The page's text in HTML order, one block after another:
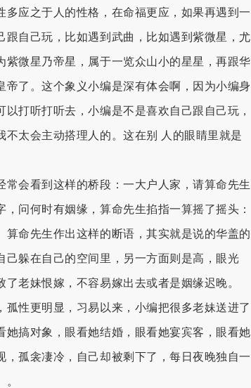
多应之于人的性格，在命福更应，如果再遇到一
跟自己玩，比如遇到武曲，比如遇到紫微星，尤
紫微星乃帝星，属于一览众山小的星星，再跟华
帝了。这个象义小编是深有体会啊，因为小编身
打听打听去，小编是不是喜欢自己跟自己玩，
不太会主动搭理人的。这在别 人的眼睛里就是
常会看到这样的桥段：一大户人家，请算命先生
，问何时有姻缘，算命先生掐指一算摇了摇头：
算命先生作出这样的断语，其实就是说的华盖的
己躲在自己的空间里，另一方面则是高，眼光
老妹恨嫁，不容易嫁出去或者是姻缘迟晚。
孤性更明显，习易以来，小编把很多老妹送进了
她搞对象，眼看她结婚，眼看她宴宾客，眼看她
孤衾凄冷，自己却被剩下了，每日夜晚独自一